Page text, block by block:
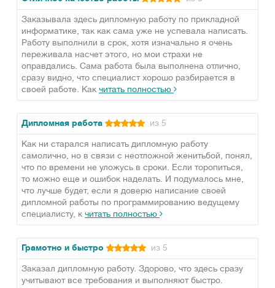
Заказывала здесь дипломную работу по прикладной
информатике, так как сама уже не успевала написать.
Работу выполнили в срок, хотя изначально я очень
переживала насчет этого, но мои страхи не
оправдались. Сама работа была выполнена отлично,
сразу видно, что специалист хорошо разбирается в
своей работе. Как читать полностью
Дипломная работа из 5
Как ни старался написать дипломную работу
самолично, но в связи с неотложной женитьбой, понял,
что по времени не уложусь в сроки. Если торопиться,
то можно еще и ошибок наделать. И подумалось мне,
что лучше будет, если я доверю написание своей
дипломной работы по программированию ведущему
специалисту, к читать полностью
Грамотно и быстро из 5
Заказал дипломную работу. Здорово, что здесь сразу
учитывают все требования и выполняют быстро.